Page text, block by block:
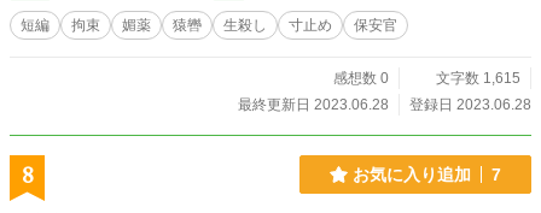
短編 拘束 媚薬 猿轡 生殺し 寸止め 保安官
感想数 0
文字数 1,615
最終更新日 2023.06.28
登録日 2023.06.28
8 お気に入り追加 7